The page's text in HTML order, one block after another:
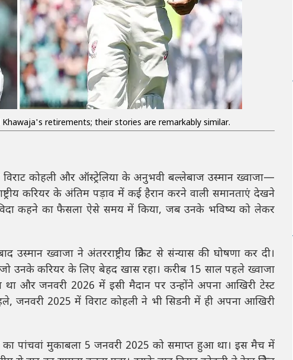
retirements; their stories are remarkably similar.
विराट कोहली और ऑस्ट्रेलिया के अनुभवी बल्लेबाज उस्मान ख्वाजा—
करियर के अंतिम पड़ाव में कई हैरान करने वाली समानताएं देखने
कहने का फैसला ऐसे समय में किया, जब उनके भविष्य को लेकर
ख्वाजा ने अंतरराष्ट्रीय क्रिकेट से संन्यास की घोषणा कर दी।
जो उनके करियर के लिए बेहद खास रहा। करीब 15 साल पहले ख्वाजा
था और जनवरी 2026 में इसी मैदान पर उन्होंने अपना आखिरी टेस्ट
2025 में विराट कोहली ने भी सिडनी में ही अपना आखिरी
पांचवां मुकाबला 5 जनवरी 2025 को समाप्त हुआ था। इस मैच में